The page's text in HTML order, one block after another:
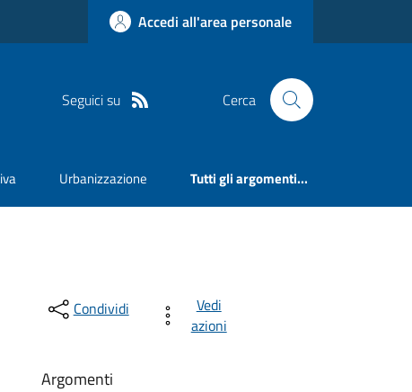
Accedi all'area personale
Seguici su Cerca
Urbanizzazione Tutti gli argomenti...
Condividi
Vedi
azioni
Argomenti